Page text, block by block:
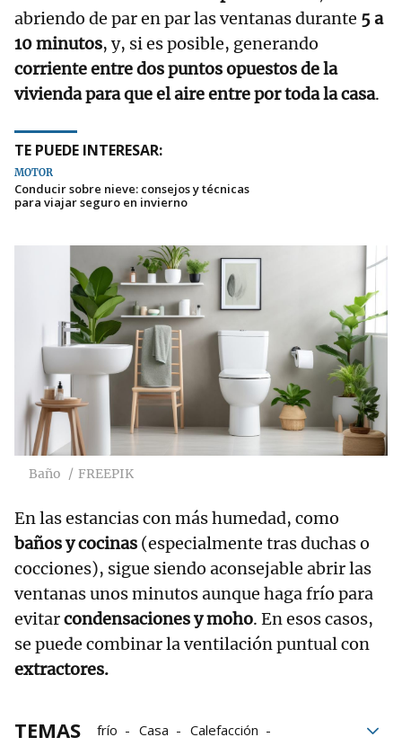
abriendo de par en par las ventanas durante 5 a
10 minutos, y, si es posible, generando
corriente entre dos puntos opuestos de la
vivienda para que el aire entre por toda la casa.
TE PUEDE INTERESAR:
MOTOR
Conducir sobre nieve: consejos y técnicas
para viajar seguro en invierno
Baño FREEPIK
En las estancias con más humedad, como
baños y cocinas (especialmente tras duchas o
cocciones), sigue siendo aconsejable abrir las
ventanas unos minutos aunque haga frío para
evitarcondensaciones y moho. En esos casos,
se puede combinar la ventilación puntual con
extractores.
TEMAS frío Casa
Calefacción